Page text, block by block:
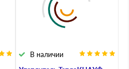
В наличии